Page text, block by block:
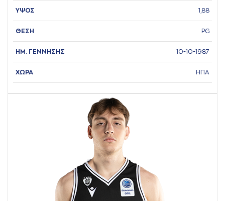
ΥΨΟΣ 1,88
ΘΕΣΗ PG
ΗΜ. ΓΕΝΝΗΣΗΣ 10-10-1987
ΧΩΡΑ ΗΠΑ